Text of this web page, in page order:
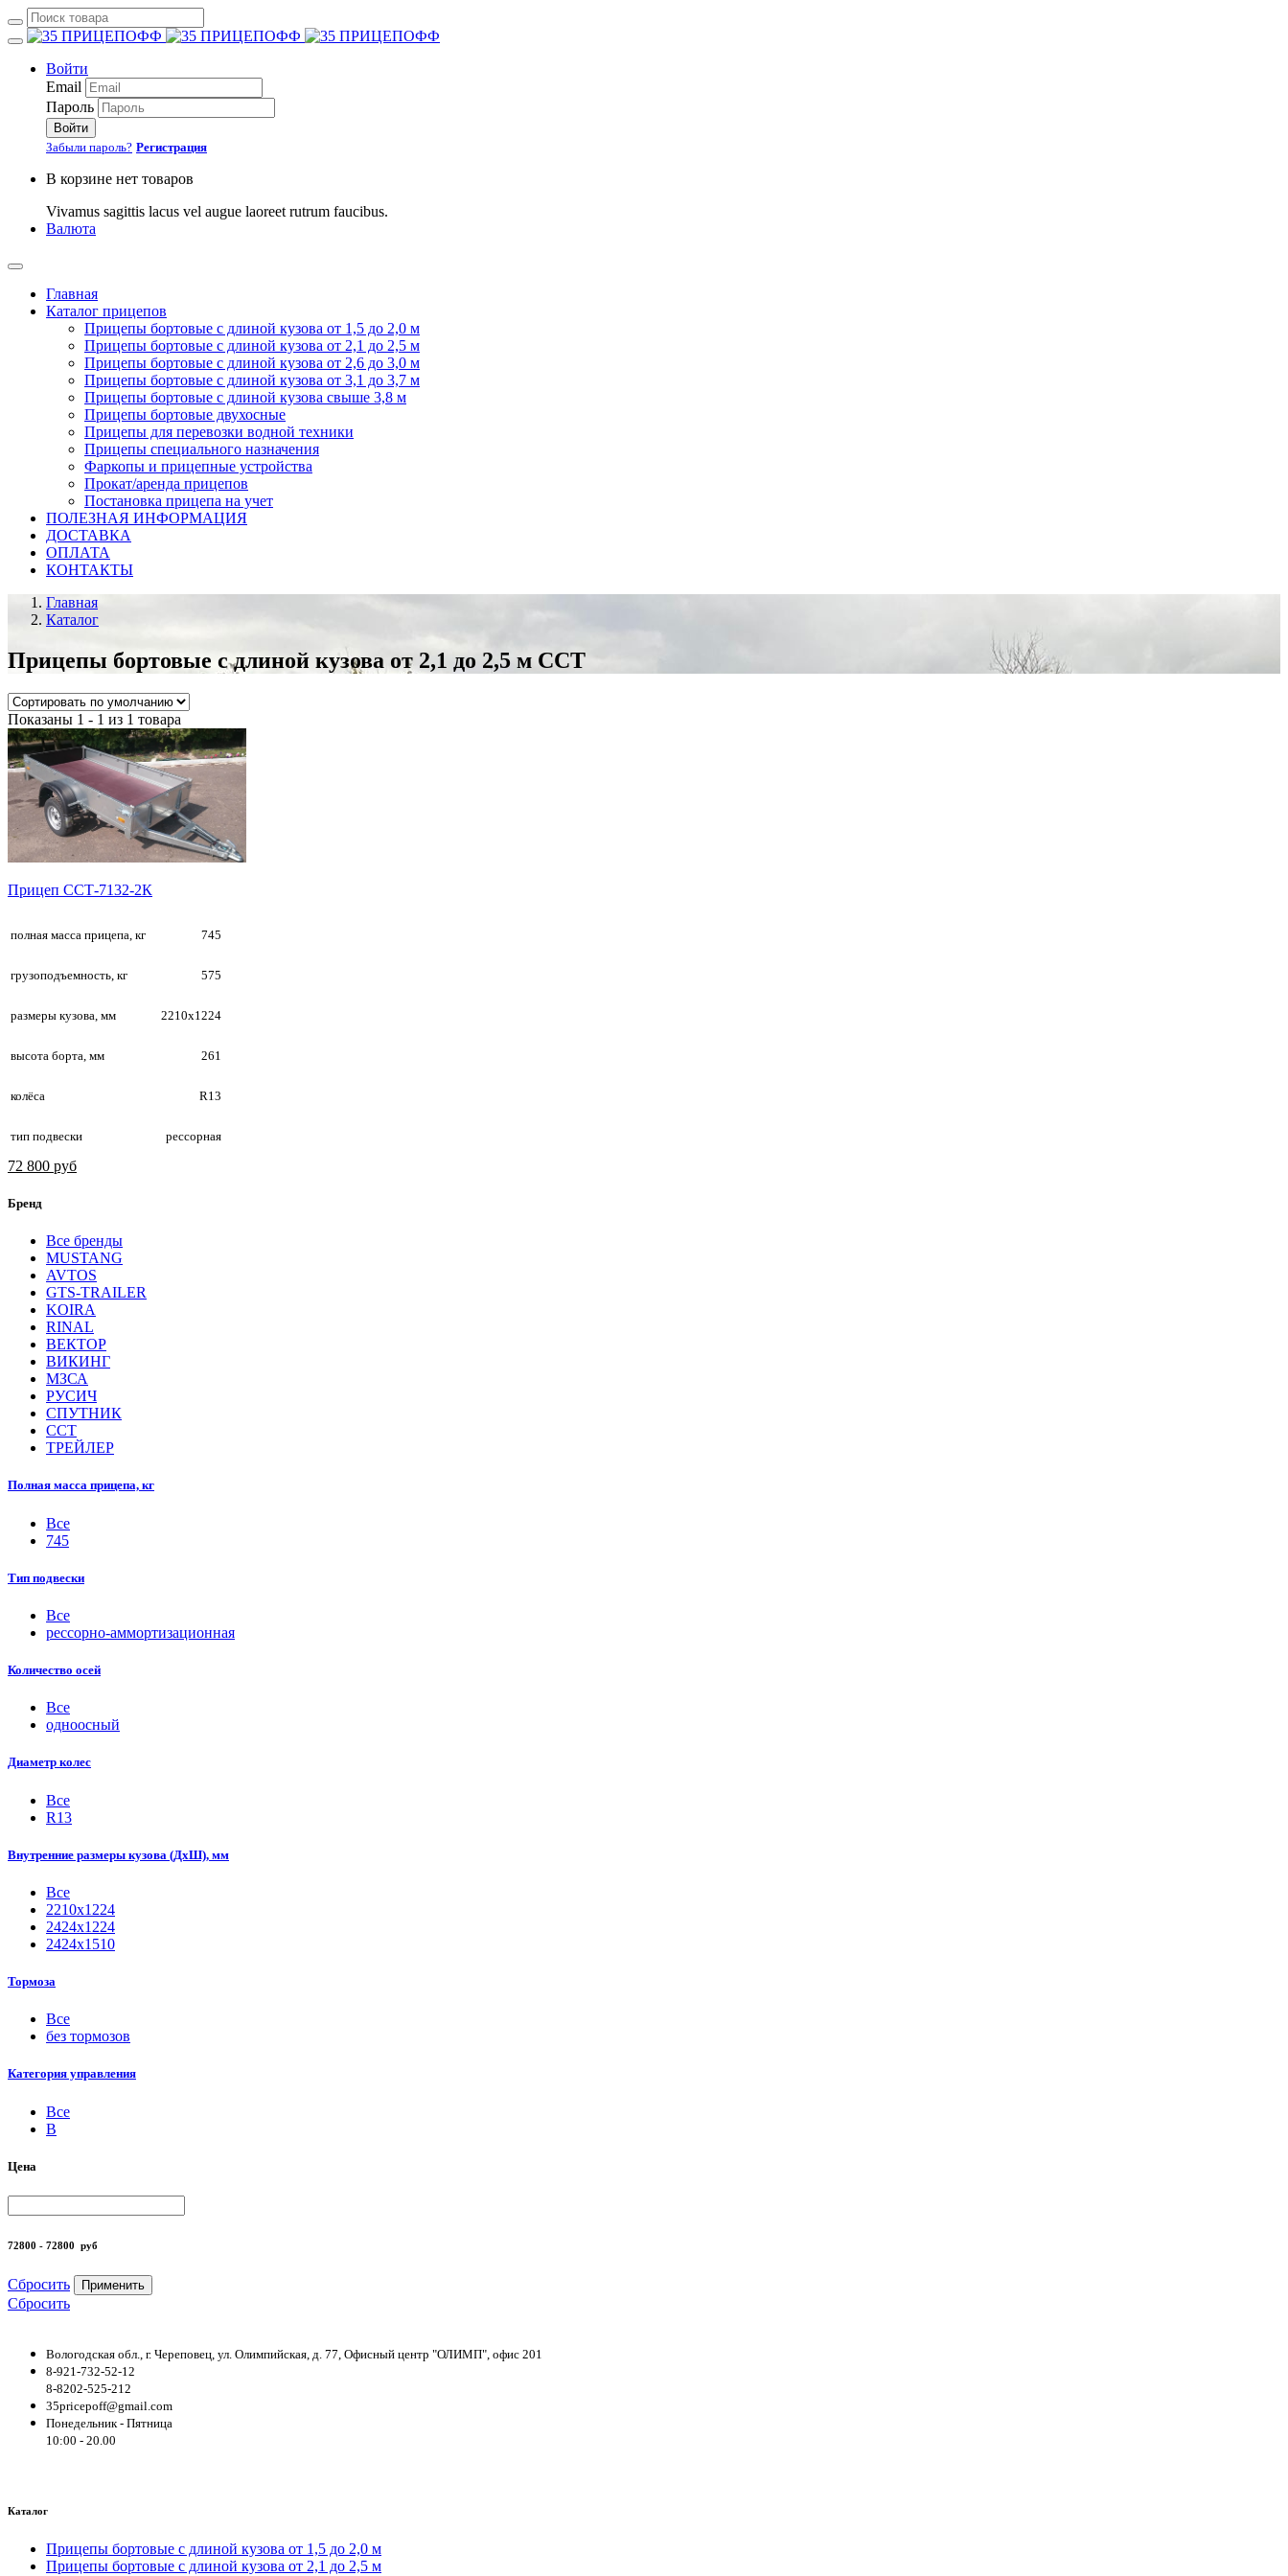
Войти
Email
Пароль
Войти
Забыли пароль? Регистрация
В корзине нет товаров
Vivamus sagittis lacus vel augue laoreet rutrum faucibus.
Валюта
Главная
Каталог прицепов
Прицепы бортовые с длиной кузова от 1,5 до 2,0 м
Прицепы бортовые с длиной кузова от 2,1 до 2,5 м
Прицепы бортовые с длиной кузова от 2,6 до 3,0 м
Прицепы бортовые с длиной кузова от 3,1 до 3,7 м
Прицепы бортовые с длиной кузова свыше 3,8 м
Прицепы бортовые двухосные
Прицепы для перевозки водной техники
Прицепы специального назначения
Фаркопы и прицепные устройства
Прокат/аренда прицепов
Постановка прицепа на учет
ПОЛЕЗНАЯ ИНФОРМАЦИЯ
ДОСТАВКА
ОПЛАТА
КОНТАКТЫ
Главная
Каталог
Прицепы бортовые с длиной кузова от 2,1 до 2,5 м ССТ
Показаны 1 - 1 из 1 товара
Прицеп ССТ-7132-2К
полная масса прицепа, кг 745
грузоподъемность, кг 575
размеры кузова, мм 2210х1224
высота борта, мм 261
колёса R13
тип подвески рессорная
72 800 руб
Бренд
Все бренды
MUSTANG
AVTOS
GTS-TRAILER
KOIRA
RINAL
ВЕКТОР
ВИКИНГ
МЗСА
РУСИЧ
СПУТНИК
ССТ
ТРЕЙЛЕР
Полная масса прицепа, кг
Все
745
Тип подвески
Все
рессорно-аммортизационная
Количество осей
Все
одноосный
Диаметр колес
Все
R13
Внутренние размеры кузова (ДхШ), мм
Все
2210х1224
2424х1224
2424х1510
Тормоза
Все
без тормозов
Категория управления
Все
B
Цена
72800 - 72800 руб
Сбросить Применить
Сбросить
Вологодская обл., г. Череповец, ул. Олимпийская, д. 77, Офисный центр "ОЛИМП", офис 201
8-921-732-52-12
8-8202-525-212
35pricepoff@gmail.com
Понедельник - Пятница
10:00 - 20.00
Каталог
Прицепы бортовые с длиной кузова от 1,5 до 2,0 м
Прицепы бортовые с длиной кузова от 2,1 до 2,5 м